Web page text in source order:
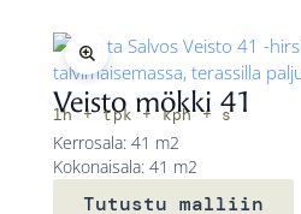
Veisto mökki 41
1h + tpk + kph + s
Kerrosala: 41 m2
Kokonaisala: 41 m2
Tutustu malliin